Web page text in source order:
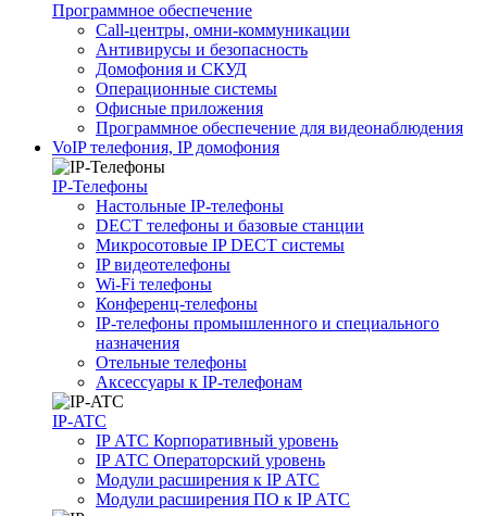
Программное обеспечение
Call-центры, омни-коммуникации
Антивирусы и безопасность
Домофония и СКУД
Операционные системы
Офисные приложения
Программное обеспечение для видеонаблюдения
VoIP телефония, IP домофония
IP-Телефоны
Настольные IP-телефоны
DECT телефоны и базовые станции
Микросотовые IP DECT системы
IP видеотелефоны
Wi-Fi телефоны
Конференц-телефоны
IP-телефоны промышленного и специального
назначения
Отельные телефоны
Аксессуары к IP-телефонам
IP-ATC
IP АТС Корпоративный уровень
IP АТС Операторский уровень
Модули расширения к IP АТС
Модули расширения ПО к IP АТС